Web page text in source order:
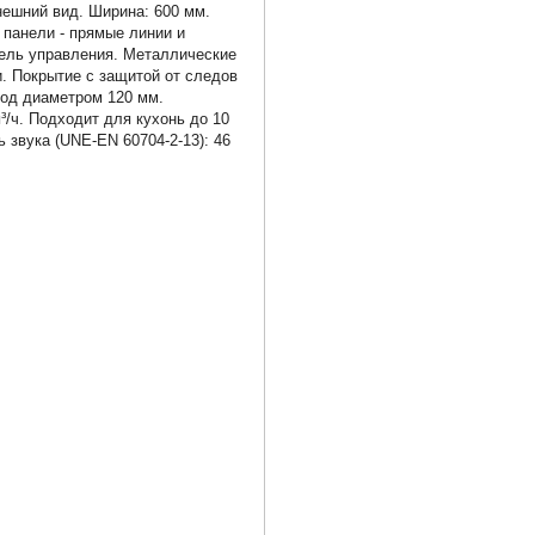
вид. Ширина: 600 мм.
- прямые линии и
управления. Металлические
Покрытие с защитой от следов
диаметром 120 мм.
ч. Подходит для кухонь до 10
звука (UNE-EN 60704-2-13): 46